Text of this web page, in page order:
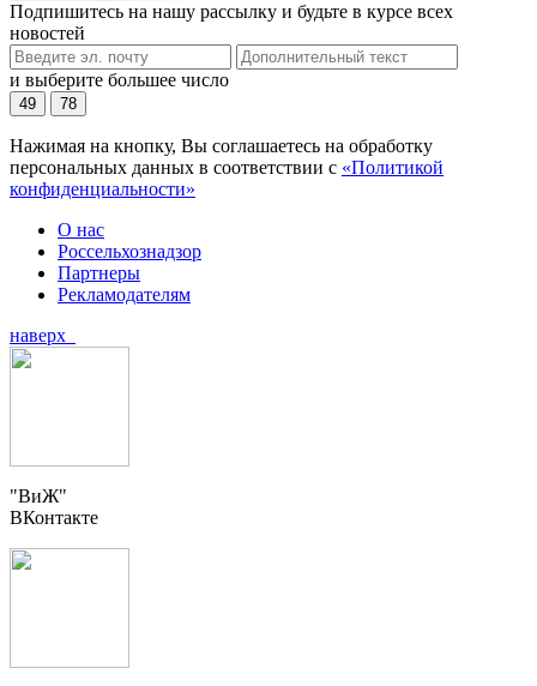
Подпишитесь на нашу рассылку и будьте в курсе всех
новостей
и выберите большее число
49 78
Нажимая на кнопку, Вы соглашаетесь на обработку
персональных данных в соответствии с «Политикой
конфиденциальности»
О нас
Россельхознадзор
Партнеры
Рекламодателям
наверх
"ВиЖ"
ВКонтакте